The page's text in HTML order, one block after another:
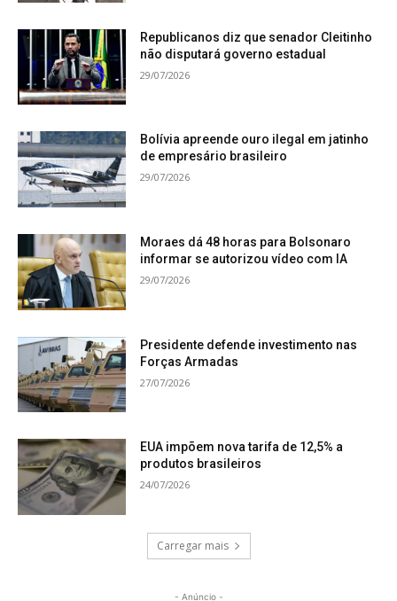
Republicanos diz que senador Cleitinho
não disputará governo estadual
29/07/2026
Bolívia apreende ouro ilegal em jatinho
de empresário brasileiro
29/07/2026
Moraes dá 48 horas para Bolsonaro
informar se autorizou vídeo com IA
29/07/2026
Presidente defende investimento nas
Forças Armadas
27/07/2026
EUA impõem nova tarifa de 12,5% a
produtos brasileiros
24/07/2026
Carregar mais
- Anúncio -